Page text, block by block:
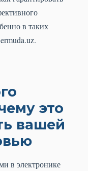
в таких
это
вашей
в электронике